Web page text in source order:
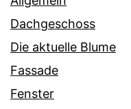
Dachgeschoss
Die aktuelle Blume
Fassade
Fenster